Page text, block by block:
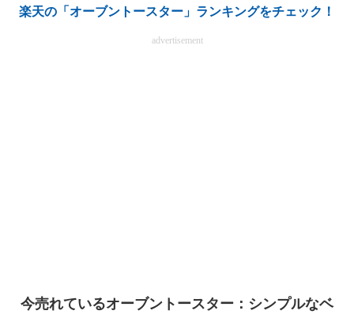
楽天の「オーブントースター」ランキングをチェック！
advertisement
今売れているオーブントースター：シンプルなベ